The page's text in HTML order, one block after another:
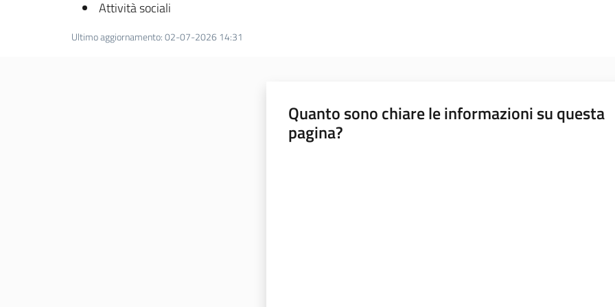
Attività sociali
Ultimo aggiornamento:02-07-2026 14:31
Quanto sono chiare le informazioni su questa
pagina?